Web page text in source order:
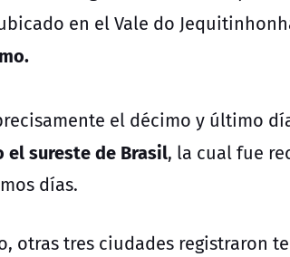
en el Vale do
el décimo y último
sureste de Brasil, la cual fue
días.
otras tres ciudades registraron